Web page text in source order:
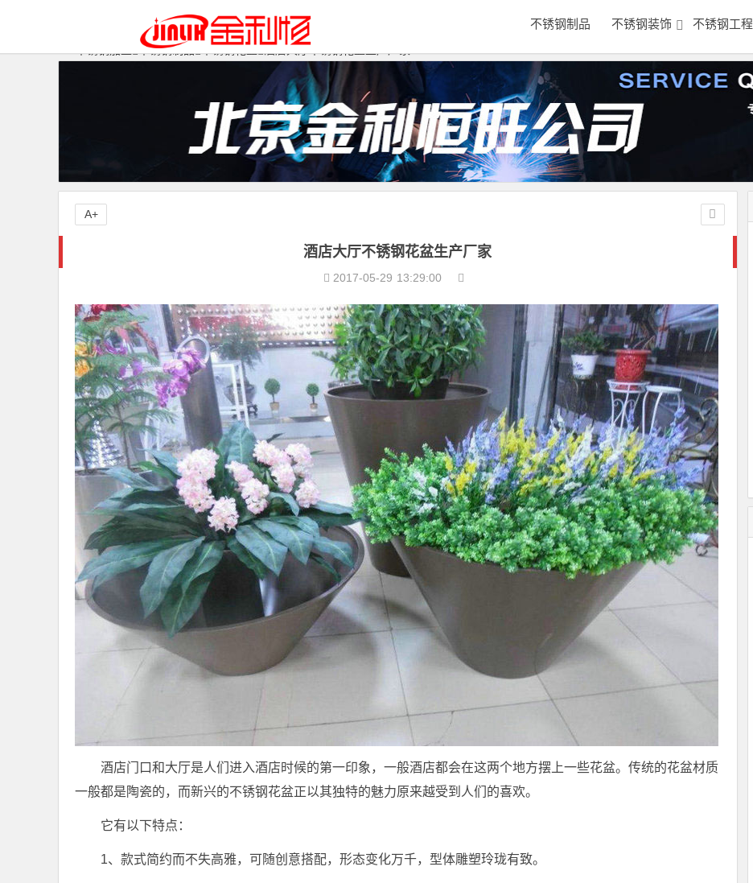
不锈钢制品 不锈钢装饰 不锈钢工程
不锈钢制品
酒店大厅不锈钢花盆生产厂家
2017-05-29 13:29:00
酒店门口和大厅是人们进入酒店时候的第一印象，一般酒店都会在这两个地方摆上一些花盆。传统的花盆材质
一般都是陶瓷的，而新兴的不锈钢花盆正以其独特的魅力原来越受到人们的喜欢。
它有以下特点：
1、款式简约而不失高雅，可随创意搭配，形态变化万千，型体雕塑玲珑有致。
A+